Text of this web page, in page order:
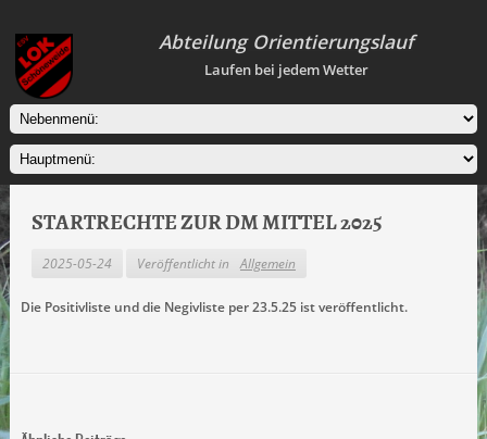
Abteilung Orientierungslauf
Laufen bei jedem Wetter
STARTRECHTE ZUR DM MITTEL 2025
2025-05-24 Veröffentlicht in Allgemein
Die Positivliste und die Negivliste per 23.5.25 ist veröffentlicht.